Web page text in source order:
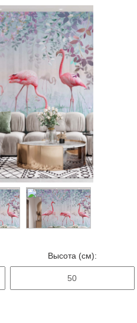
Высота (см):